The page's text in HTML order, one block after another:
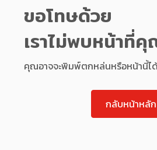
ขอโทษด้วย
เราไม่พบหน้าที่
คุณอาจจะพิมพ์ตกหล่นหรือหน้านี้ไ
กลับหน้าหลัก